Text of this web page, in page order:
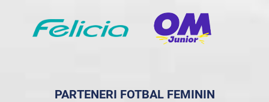
PARTENERI FOTBAL FEMININ